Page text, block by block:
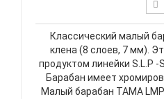
Классический малый
клена (8 слоев, 7 мм).
продуктом линейки S.L.P -
Барабан имеет
Малый барабан TAMA